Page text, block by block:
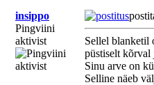
insippo
Pingviini
aktivist
Sellel blanketil
püstiselt kõrval
Sinu arve on
Selline näeb